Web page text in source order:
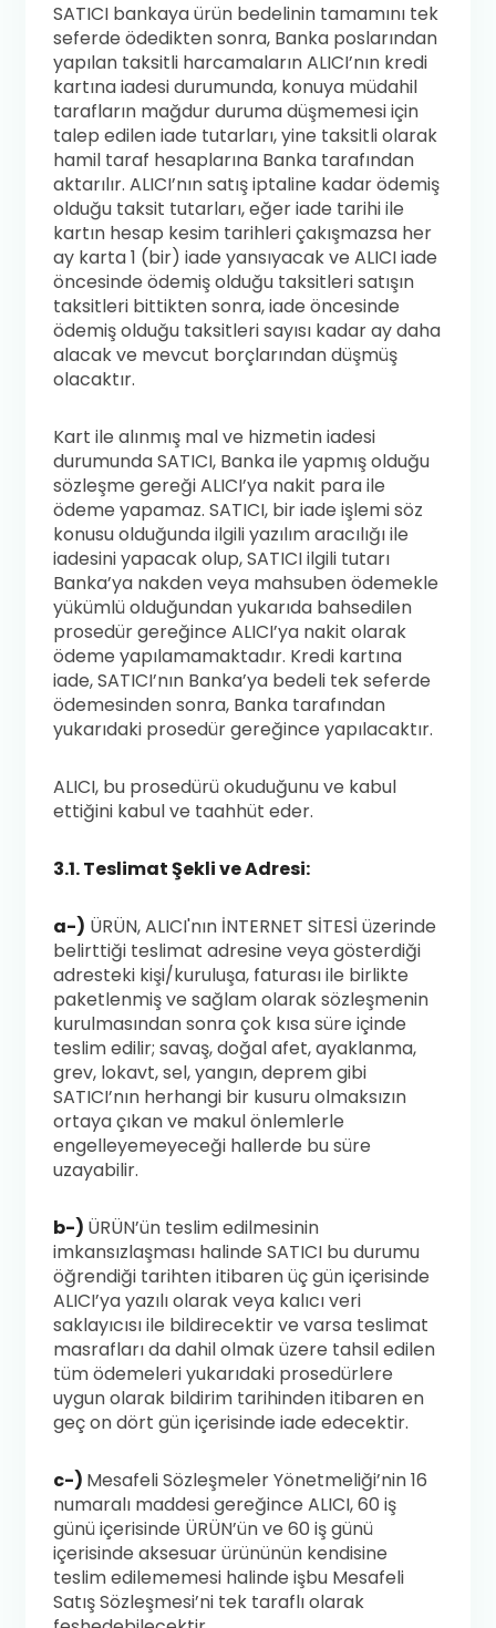
SATICI bankaya ürün bedelinin tamamını tek
seferde ödedikten sonra, Banka poslarından
yapılan taksitli harcamaların ALICI’nın kredi
kartına iadesi durumunda, konuya müdahil
tarafların mağdur duruma düşmemesi için
talep edilen iade tutarları, yine taksitli olarak
hamil taraf hesaplarına Banka tarafından
aktarılır. ALICI’nın satış iptaline kadar ödemiş
olduğu taksit tutarları, eğer iade tarihi ile
kartın hesap kesim tarihleri çakışmazsa her
ay karta 1 (bir) iade yansıyacak ve ALICI iade
öncesinde ödemiş olduğu taksitleri satışın
taksitleri bittikten sonra, iade öncesinde
ödemiş olduğu taksitleri sayısı kadar ay daha
alacak ve mevcut borçlarından düşmüş
olacaktır.
Kart ile alınmış mal ve hizmetin iadesi
durumunda SATICI, Banka ile yapmış olduğu
sözleşme gereği ALICI’ya nakit para ile
ödeme yapamaz. SATICI, bir iade işlemi söz
konusu olduğunda ilgili yazılım aracılığı ile
iadesini yapacak olup, SATICI ilgili tutarı
Banka’ya nakden veya mahsuben ödemekle
yükümlü olduğundan yukarıda bahsedilen
prosedür gereğince ALICI’ya nakit olarak
ödeme yapılamamaktadır. Kredi kartına
iade, SATICI’nın Banka’ya bedeli tek seferde
ödemesinden sonra, Banka tarafından
yukarıdaki prosedür gereğince yapılacaktır.
ALICI, bu prosedürü okuduğunu ve kabul
ettiğini kabul ve taahhüt eder.
3.1. Teslimat Şekli ve Adresi:
a-) ÜRÜN, ALICI'nın İNTERNET SİTESİ üzerinde
belirttiği teslimat adresine veya gösterdiği
adresteki kişi/kuruluşa, faturası ile birlikte
paketlenmiş ve sağlam olarak sözleşmenin
kurulmasından sonra çok kısa süre içinde
teslim edilir; savaş, doğal afet, ayaklanma,
grev, lokavt, sel, yangın, deprem gibi
SATICI’nın herhangi bir kusuru olmaksızın
ortaya çıkan ve makul önlemlerle
engelleyemeyeceği hallerde bu süre
uzayabilir.
b-) ÜRÜN’ün teslim edilmesinin
imkansızlaşması halinde SATICI bu durumu
öğrendiği tarihten itibaren üç gün içerisinde
ALICI’ya yazılı olarak veya kalıcı veri
saklayıcısı ile bildirecektir ve varsa teslimat
masrafları da dahil olmak üzere tahsil edilen
tüm ödemeleri yukarıdaki prosedürlere
uygun olarak bildirim tarihinden itibaren en
geç on dört gün içerisinde iade edecektir.
c-) Mesafeli Sözleşmeler Yönetmeliği’nin 16
numaralı maddesi gereğince ALICI, 60 iş
günü içerisinde ÜRÜN’ün ve 60 iş günü
içerisinde aksesuar ürününün kendisine
teslim edilememesi halinde işbu Mesafeli
Satış Sözleşmesi’ni tek taraflı olarak